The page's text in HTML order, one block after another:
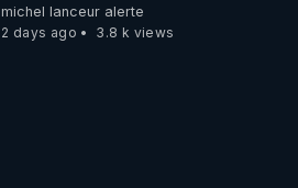
michel lanceur alerte
2 days ago
3.8 k views